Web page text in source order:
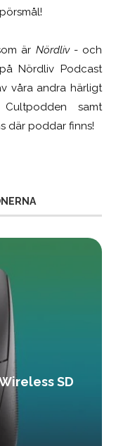
är Nördliv- och
Nördliv Podcast
våra andra härligt
samt
där poddar finns!
SD